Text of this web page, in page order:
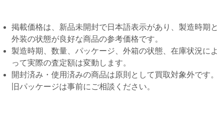
掲載価格は、新品未開封で日本語表示があり、製造時期と
外装の状態が良好な商品の参考価格です。
製造時期、数量、パッケージ、外箱の状態、在庫状況によ
って実際の査定額は変動します。
開封済み・使用済みの商品は原則として買取対象外です。
旧パッケージは事前にご相談ください。